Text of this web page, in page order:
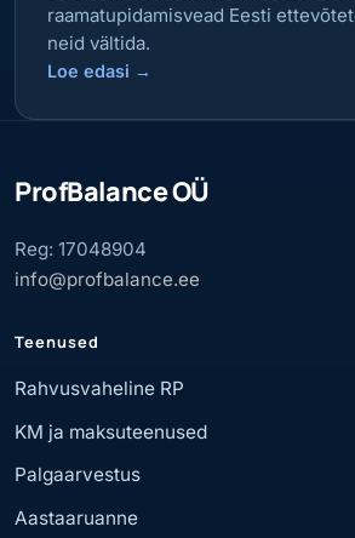
raamatupidamisvead Eesti
neid vältida.
Loe edasi →
ProfBalance OÜ
Reg: 17048904
info@profbalance.ee
Teenused
Rahvusvaheline RP
KM ja maksuteenused
Palgaarvestus
Aastaaruanne